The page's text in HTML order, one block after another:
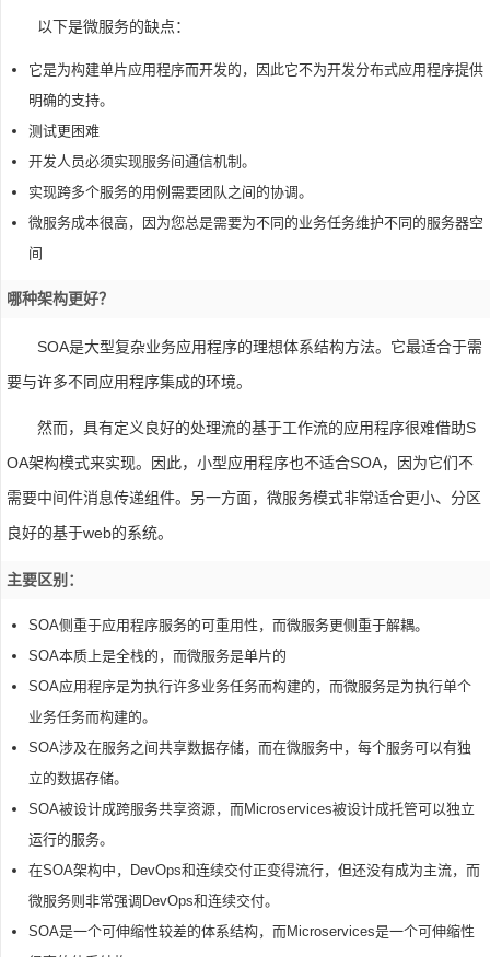
以下是微服务的缺点：
它是为构建单片应用程序而开发的，因此它不为开发分布式应用程序提供
明确的支持。
测试更困难
开发人员必须实现服务间通信机制。
实现跨多个服务的用例需要团队之间的协调。
微服务成本很高，因为您总是需要为不同的业务任务维护不同的服务器空
间
哪种架构更好？
SOA是大型复杂业务应用程序的理想体系结构方法。它最适合于需
要与许多不同应用程序集成的环境。
然而，具有定义良好的处理流的基于工作流的应用程序很难借助S
OA架构模式来实现。因此，小型应用程序也不适合SOA，因为它们不
需要中间件消息传递组件。另一方面，微服务模式非常适合更小、分区
良好的基于web的系统。
主要区别：
SOA侧重于应用程序服务的可重用性，而微服务更侧重于解耦。
SOA本质上是全栈的，而微服务是单片的
SOA应用程序是为执行许多业务任务而构建的，而微服务是为执行单个
业务任务而构建的。
SOA涉及在服务之间共享数据存储，而在微服务中，每个服务可以有独
立的数据存储。
SOA被设计成跨服务共享资源，而Microservices被设计成托管可以独立
运行的服务。
在SOA架构中，DevOps和连续交付正变得流行，但还没有成为主流，而
微服务则非常强调DevOps和连续交付。
SOA是一个可伸缩性较差的体系结构，而Microservices是一个可伸缩性